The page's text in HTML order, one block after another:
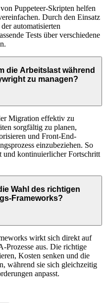
Puppeteer-Skripten helfen
Durch den Einsatz
automatisierten
Tests über verschiedene
die Arbeitslast während
zu managen?
Migration effektiv zu
sorgfältig zu planen,
und Front-End-
einzubeziehen. So
und kontinuierlicher Fortschritt
Wahl des richtigen
Frameworks?
wirkt sich direkt auf
aus. Die richtige
Kosten senken und die
während sie sich gleichzeitig
anpasst.